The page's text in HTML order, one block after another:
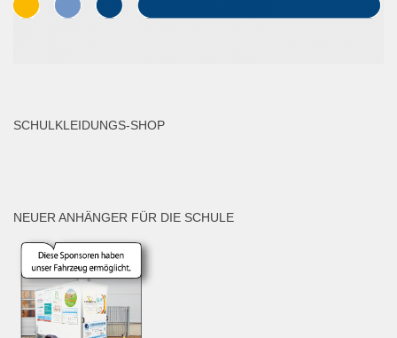
SCHULKLEIDUNGS-SHOP
NEUER ANHÄNGER FÜR DIE SCHULE